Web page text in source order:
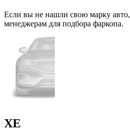
Если вы не нашли свою марку авто,
менеджерам для подбора фаркопа.
XE